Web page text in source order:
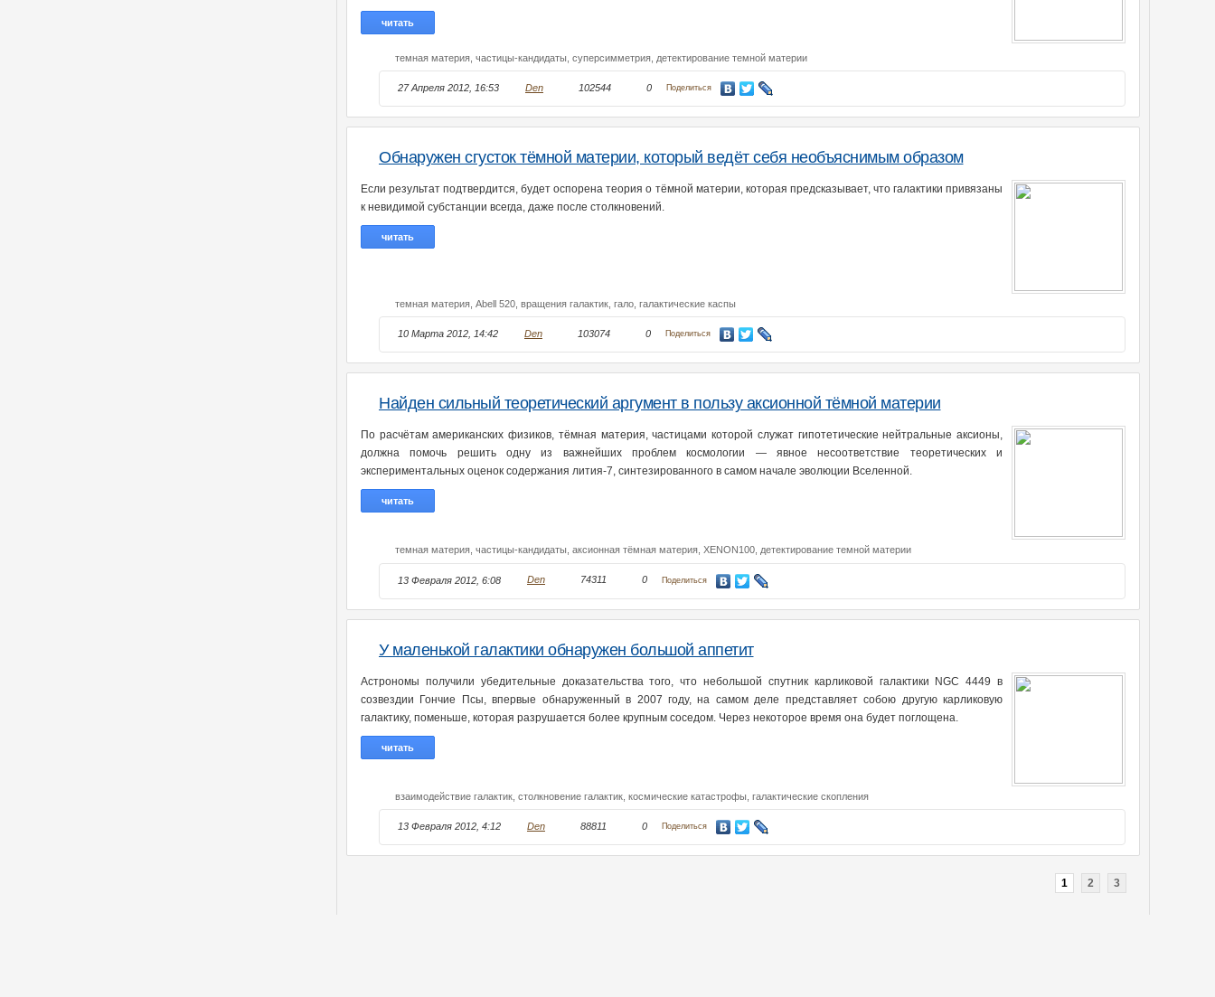
читать
темная материя, частицы-кандидаты, суперсимметрия, детектирование темной материи
27 Апреля 2012, 16:53 Den 102544 0 Поделиться
Обнаружен сгусток тёмной материи, который ведёт себя необъяснимым образом
Если результат подтвердится, будет оспорена теория о тёмной материи, которая предсказывает, что галактики привязаны
к невидимой субстанции всегда, даже после столкновений.
читать
темная материя, Abell 520, вращения галактик, гало, галактические каспы
10 Марта 2012, 14:42 Den 103074 0 Поделиться
Найден сильный теоретический аргумент в пользу аксионной тёмной материи
По расчётам американских физиков, тёмная материя, частицами которой служат гипотетические нейтральные аксионы,
должна помочь решить одну из важнейших проблем космологии — явное несоответствие теоретических и
экспериментальных оценок содержания лития-7, синтезированного в самом начале эволюции Вселенной.
читать
темная материя, частицы-кандидаты, аксионная тёмная материя, XENON100, детектирование темной материи
13 Февраля 2012, 6:08 Den 74311 0 Поделиться
У маленькой галактики обнаружен большой аппетит
Астрономы получили убедительные доказательства того, что небольшой спутник карликовой галактики NGC 4449 в
созвездии Гончие Псы, впервые обнаруженный в 2007 году, на самом деле представляет собою другую карликовую
галактику, поменьше, которая разрушается более крупным соседом. Через некоторое время она будет поглощена.
читать
взаимодействие галактик, столкновение галактик, космические катастрофы, галактические скопления
13 Февраля 2012, 4:12 Den 88811 0 Поделиться
1 2 3